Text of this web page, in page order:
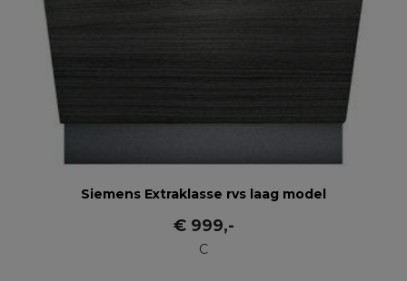
Siemens Extraklasse rvs laag model
€999,-
C